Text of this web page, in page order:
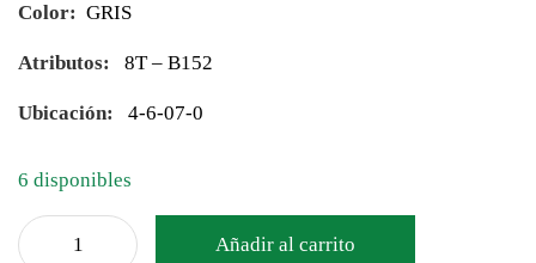
Color: GRIS
Atributos: 8T – B152
Ubicación: 4-6-07-0
6 disponibles
Añadir al carrito